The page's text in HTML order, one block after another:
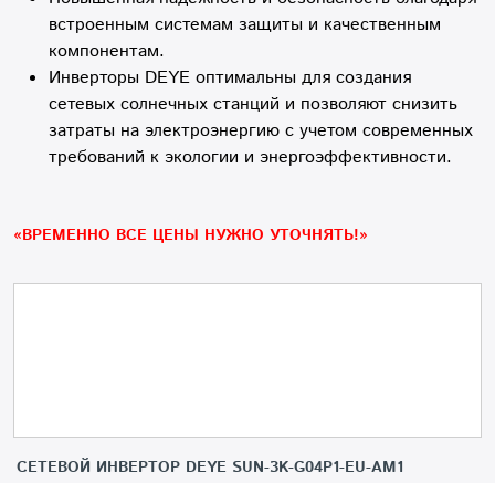
встроенным системам защиты и качественным
компонентам.
Инверторы DEYE оптимальны для создания
сетевых солнечных станций и позволяют снизить
затраты на электроэнергию с учетом современных
требований к экологии и энергоэффективности.
«ВРЕМЕННО ВСЕ ЦЕНЫ НУЖНО УТОЧНЯТЬ!»
СЕТЕВОЙ ИНВЕРТОР DEYE SUN-3K-G04P1-EU-AM1